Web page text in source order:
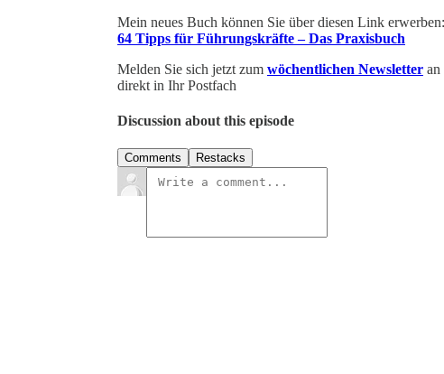
Mein neues Buch können Sie über diesen Link erwerben:
64 Tipps für Führungskräfte – Das Praxisbuch
Melden Sie sich jetzt zum wöchentlichen Newsletter an
direkt in Ihr Postfach
Discussion about this episode
Comments Restacks